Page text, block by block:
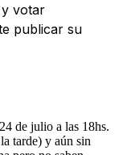
votar
publicar su